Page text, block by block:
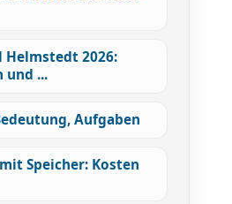
2026:
und ...
Aufgaben
Speicher: Kosten